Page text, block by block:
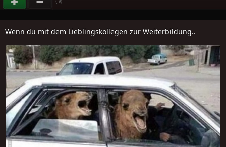
Wenn du mit dem Lieblingskollegen zur Weiterbildung..